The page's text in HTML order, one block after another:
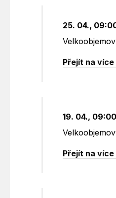
25. 04.,
Přejít na
19. 04.,
Přejít na